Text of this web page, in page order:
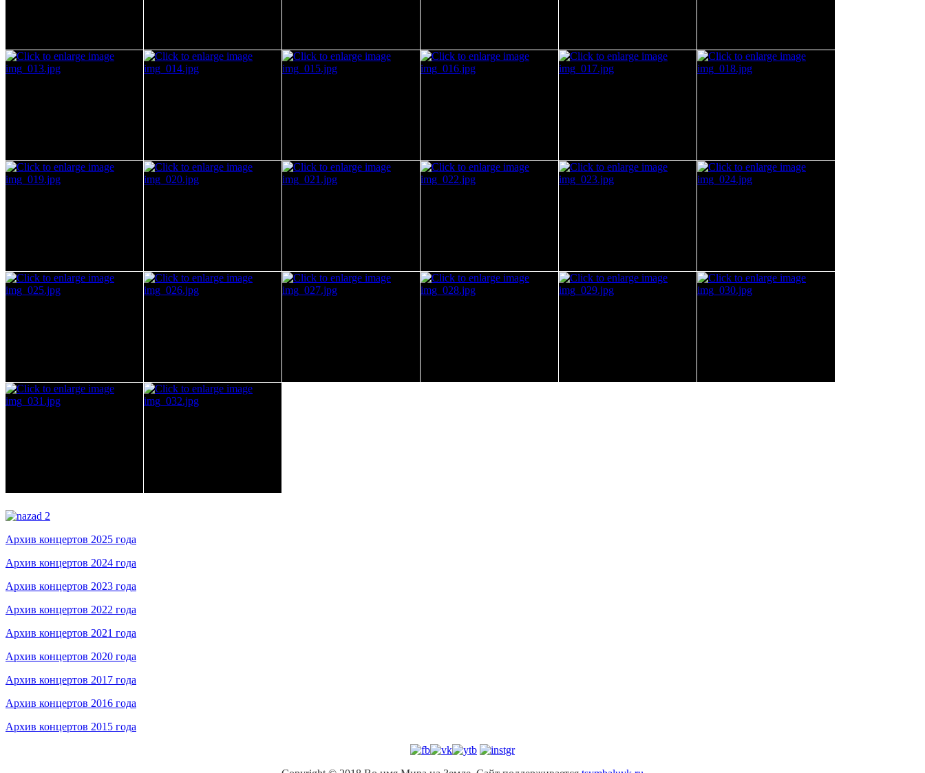
Архив концертов 2025 года
Архив концертов 2024 года
Архив концертов 2023 года
Архив концертов 2022 года
Архив концертов 2021 года
Архив концертов 2020 года
Архив концертов 2017 года
Архив концертов 2016 года
Архив концертов 2015 года